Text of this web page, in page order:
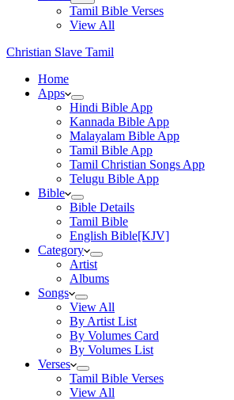
Tamil Bible Verses
View All
Christian Slave Tamil
Home
Apps
Hindi Bible App
Kannada Bible App
Malayalam Bible App
Tamil Bible App
Tamil Christian Songs App
Telugu Bible App
Bible
Bible Details
Tamil Bible
English Bible[KJV]
Category
Artist
Albums
Songs
View All
By Artist List
By Volumes Card
By Volumes List
Verses
Tamil Bible Verses
View All